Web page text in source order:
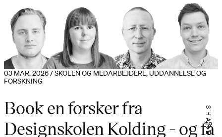
03 MAR. 2026 / SKOLEN OG MEDARBEJDERE, UDDANNELSE OG
FORSKNING
Book en forsker fra
Designskolen Kolding - og få
SHARE IT